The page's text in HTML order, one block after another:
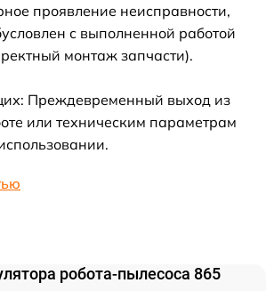
проявление неисправности,
с выполненной работой
монтаж запчасти).
Преждевременный выход из
или техническим параметрам
робота-пылесоса 865